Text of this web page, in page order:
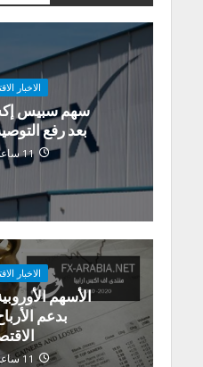
الاخبار
بعد رفع
11 ساعة مضى
الاخبار
الأسهم
بدعم
11 ساعة مضى